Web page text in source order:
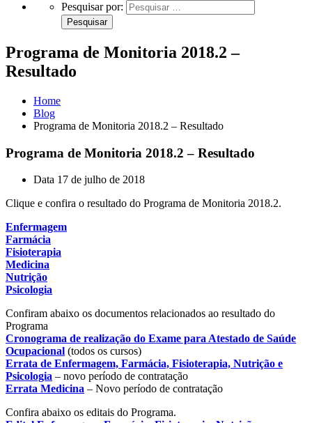
Pesquisar por:
Programa de Monitoria 2018.2 –
Resultado
Home
Blog
Programa de Monitoria 2018.2 – Resultado
Programa de Monitoria 2018.2 – Resultado
Data 17 de julho de 2018
Clique e confira o resultado do Programa de Monitoria 2018.2.
Enfermagem
Farmácia
Fisioterapia
Medicina
Nutrição
Psicologia
Confiram abaixo os documentos relacionados ao resultado do
Programa
Cronograma de realização do Exame para Atestado de Saúde
Ocupacional (todos os cursos)
Errata de Enfermagem, Farmácia, Fisioterapia, Nutrição e
Psicologia – novo período de contratação
Errata Medicina – Novo período de contratação
Confira abaixo os editais do Programa.